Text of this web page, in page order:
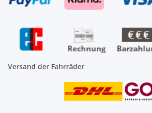
Versand der Fahrräder